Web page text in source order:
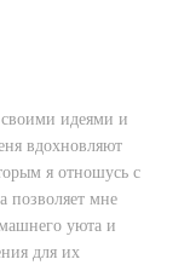
идеями и
вдохновляют
я отношусь с
позволяет мне
уюта и
для их